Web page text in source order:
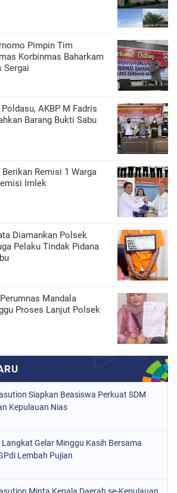
Pimpin Tim
Korbinmas Baharkam
Sergai
AKBP M Fadris
Barang Bukti Sabu
Remisi 1 Warga
Imlek
Diamankan Polsek
Pelaku Tindak Pidana
Mandala
Proses Lanjut Polsek
Siapkan Beasiswa Perkuat SDM
Kepulauan Nias
Langkat Gelar Minggu Kasih Bersama
Lembah Pujian
Minta Kepala Daerah se-Kepulauan